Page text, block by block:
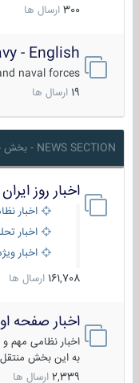
300 ارسال ها
- English
naval forces!
ارسال ها
NEWS SECTION - بخش خبر
اخبار روز ایران
اخبار
اخبار
اخبار ویژه
161,708 ارسال ها
اخبار صفحه اول
اخبار نظامی مهم و
به این بخش منتقل
2,339 ارسال ها